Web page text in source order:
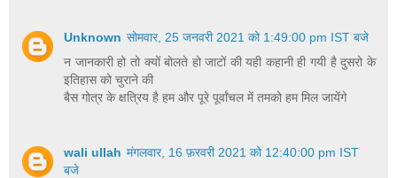
Unknown सोमवार, 25 जनवरी 2021 को 1:49:00 pm IST बजे
न जानकारी हो तो क्यों बोलते हो जाटों की यही कहानी ही गयी है दुसरो के
इतिहास को चुराने की
बैस गोत्र के क्षत्रिय है हम और पूरे पूर्वांचल में तमको हम मिल जायेंगे
wali ullah मंगलवार, 16 फ़रवरी 2021 को 12:40:00 pm IST
बजे